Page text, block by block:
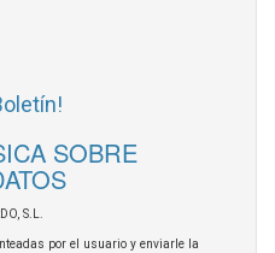
SOBRE
S.L.
por el usuario y enviarle la